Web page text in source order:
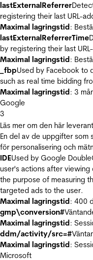
lastExternalReferrer
registering their last URL-
Maximal lagringstid:
lastExternalReferrerTime
by registering their last
Maximal lagringstid:
_fbpUsed by Facebook to
such as real time bidding
Maximal lagringstid: 3
Google
3
Läs mer om den här
En del av de uppgifter som
för personalisering och
IDEUsed by Google
user's actions after
the purpose of measuring
targeted ads to the user.
Maximal lagringstid: 400
gmp\conversion#
Maximal lagringstid:
ddm/activity/src=#
Maximal lagringstid:
Microsoft